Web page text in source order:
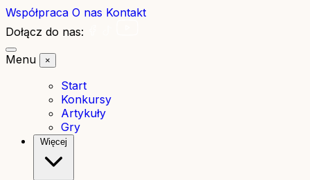
Współpraca O nas Kontakt
Dołącz do nas:
Menu
×
Start
Konkursy
Artykuły
Gry
Więcej